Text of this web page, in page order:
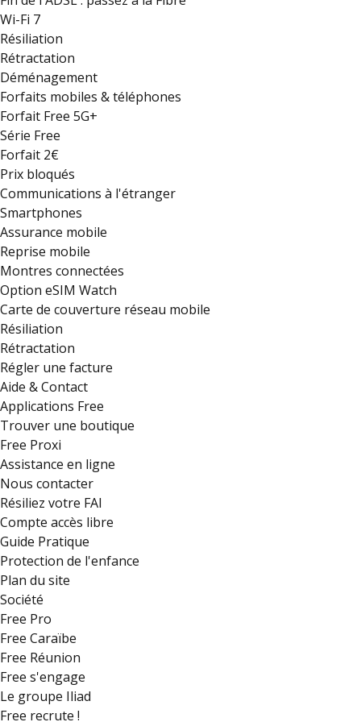
Wi-Fi 7
Résiliation
Rétractation
Déménagement
Forfaits mobiles & téléphones
Forfait Free 5G+
Série Free
Forfait 2€
Prix bloqués
Communications à l'étranger
Smartphones
Assurance mobile
Reprise mobile
Montres connectées
Option eSIM Watch
Carte de couverture réseau mobile
Résiliation
Rétractation
Régler une facture
Aide & Contact
Applications Free
Trouver une boutique
Free Proxi
Assistance en ligne
Nous contacter
Résiliez votre FAI
Compte accès libre
Guide Pratique
Protection de l'enfance
Plan du site
Société
Free Pro
Free Caraïbe
Free Réunion
Free s'engage
Le groupe Iliad
Free recrute !